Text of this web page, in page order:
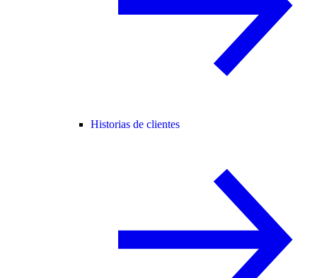
Historias de clientes